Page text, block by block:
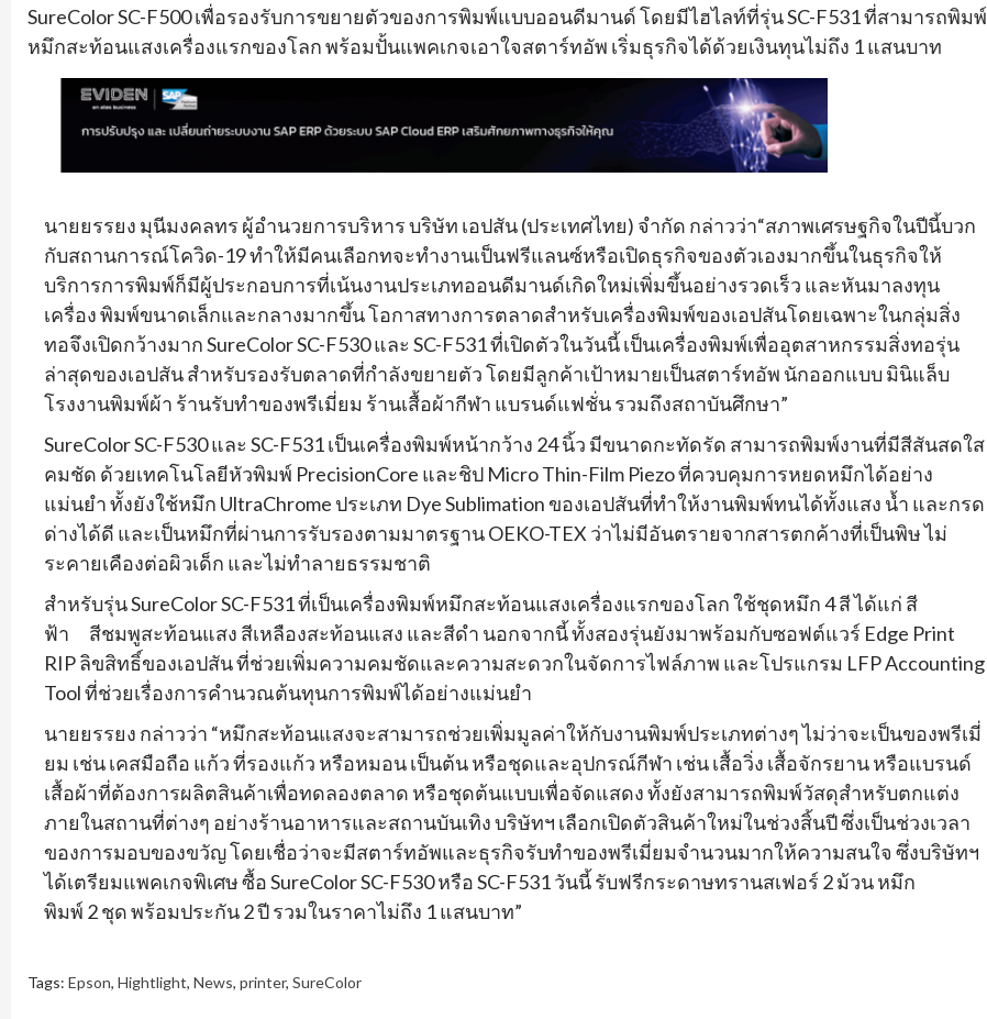
SureColor SC-F500 เพื่อรองรับการขยายตัวของการพิมพ์แบบออนดีมานด์ โดยมีไฮไลท์ที่รุ่น SC-F531 ที่สามารถพิมพ์
หมึกสะท้อนแสงเครื่องแรกของโลก พร้อมปั้นแพคเกจเอาใจสตาร์ทอัพ เริ่มธุรกิจได้ด้วยเงินทุนไม่ถึง 1 แสนบาท
นายยรรยง มุนีมงคลทร ผู้อำนวยการบริหาร บริษัท เอปสัน (ประเทศไทย) จำกัด กล่าวว่า“สภาพเศรษฐกิจในปีนี้บวก
กับสถานการณ์โควิด-19 ทำให้มีคนเลือกทจะทำงานเป็นฟรีแลนซ์หรือเปิดธุรกิจของตัวเองมากขึ้นในธุรกิจให้
บริการการพิมพ์ก็มีผู้ประกอบการที่เน้นงานประเภทออนดีมานด์เกิดใหม่เพิ่มขึ้นอย่างรวดเร็ว และหันมาลงทุน
เครื่อง พิมพ์ขนาดเล็กและกลางมากขึ้น โอกาสทางการตลาดสำหรับเครื่องพิมพ์ของเอปสันโดยเฉพาะในกลุ่มสิ่ง
ทอจึงเปิดกว้างมาก SureColor SC-F530 และ SC-F531 ที่เปิดตัวในวันนี้ เป็นเครื่องพิมพ์เพื่ออุตสาหกรรมสิ่งทอรุ่น
ล่าสุดของเอปสัน สำหรับรองรับตลาดที่กำลังขยายตัว โดยมีลูกค้าเป้าหมายเป็นสตาร์ทอัพ นักออกแบบ มินิแล็บ
โรงงานพิมพ์ผ้า ร้านรับทำของพรีเมี่ยม ร้านเสื้อผ้ากีฬา แบรนด์แฟชั่น รวมถึงสถาบันศึกษา”
SureColor SC-F530 และ SC-F531 เป็นเครื่องพิมพ์หน้ากว้าง 24 นิ้ว มีขนาดกะทัดรัด สามารถพิมพ์งานที่มีสีสันสดใส
คมชัด ด้วยเทคโนโลยีหัวพิมพ์ PrecisionCore และชิป Micro Thin-Film Piezo ที่ควบคุมการหยดหมึกได้อย่าง
แม่นยำ ทั้งยังใช้หมึก UltraChrome ประเภท Dye Sublimation ของเอปสันที่ทำให้งานพิมพ์ทนได้ทั้งแสง น้ำ และกรด
ด่างได้ดี และเป็นหมึกที่ผ่านการรับรองตามมาตรฐาน OEKO-TEX ว่าไม่มีอันตรายจากสารตกค้างที่เป็นพิษ ไม่
ระคายเคืองต่อผิวเด็ก และไม่ทำลายธรรมชาติ
สำหรับรุ่น SureColor SC-F531 ที่เป็นเครื่องพิมพ์หมึกสะท้อนแสงเครื่องแรกของโลก ใช้ชุดหมึก 4 สี ได้แก่ สี
ฟ้า สีชมพูสะท้อนแสง สีเหลืองสะท้อนแสง และสีดำ นอกจากนี้ ทั้งสองรุ่นยังมาพร้อมกับซอฟต์แวร์ Edge Print
RIP ลิขสิทธิ์ของเอปสัน ที่ช่วยเพิ่มความคมชัดและความสะดวกในจัดการไฟล์ภาพ และโปรแกรม LFP Accounting
Tool ที่ช่วยเรื่องการคำนวณต้นทุนการพิมพ์ได้อย่างแม่นยำ
นายยรรยง กล่าวว่า “หมึกสะท้อนแสงจะสามารถช่วยเพิ่มมูลค่าให้กับงานพิมพ์ประเภทต่างๆ ไม่ว่าจะเป็นของพรีเมี่
ยม เช่น เคสมือถือ แก้ว ที่รองแก้ว หรือหมอน เป็นต้น หรือชุดและอุปกรณ์กีฬา เช่น เสื้อวิ่ง เสื้อจักรยาน หรือแบรนด์
เสื้อผ้าที่ต้องการผลิตสินค้าเพื่อทดลองตลาด หรือชุดต้นแบบเพื่อจัดแสดง ทั้งยังสามารถพิมพ์วัสดุสำหรับตกแต่ง
ภายในสถานที่ต่างๆ อย่างร้านอาหารและสถานบันเทิง บริษัทฯ เลือกเปิดตัวสินค้าใหม่ในช่วงสิ้นปี ซึ่งเป็นช่วงเวลา
ของการมอบของขวัญ โดยเชื่อว่าจะมีสตาร์ทอัพและธุรกิจรับทำของพรีเมี่ยมจำนวนมากให้ความสนใจ ซึ่งบริษัทฯ
ได้เตรียมแพคเกจพิเศษ ซื้อ SureColor SC-F530 หรือ SC-F531 วันนี้ รับฟรีกระดาษทรานสเฟอร์ 2 ม้วน หมึก
พิมพ์ 2 ชุด พร้อมประกัน 2 ปี รวมในราคาไม่ถึง 1 แสนบาท”
Tags: Epson, Hightlight, News, printer, SureColor